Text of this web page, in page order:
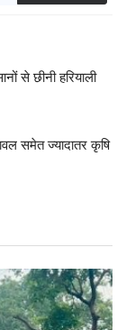
से छीनी हरियाली
समेत ज्यादातर कृषि